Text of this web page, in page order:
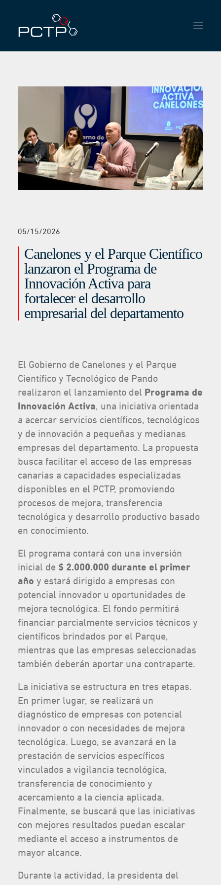
INSTITUTIONAL
SERVICES
NEWS
CONTACT
05/15/2026
Canelones y el Parque Científico
lanzaron el Programa de
Innovación Activa para
fortalecer el desarrollo
empresarial del departamento
El Gobierno de Canelones y el Parque
Científico y Tecnológico de Pando
realizaron el lanzamiento del Programa de
Innovación Activa, una iniciativa orientada
a acercar servicios científicos, tecnológicos
y de innovación a pequeñas y medianas
empresas del departamento. La propuesta
busca facilitar el acceso de las empresas
canarias a capacidades especializadas
disponibles en el PCTP, promoviendo
procesos de mejora, transferencia
tecnológica y desarrollo productivo basado
en conocimiento.
El programa contará con una inversión
inicial de $ 2.000.000 durante el primer
año y estará dirigido a empresas con
potencial innovador u oportunidades de
mejora tecnológica. El fondo permitirá
financiar parcialmente servicios técnicos y
científicos brindados por el Parque,
mientras que las empresas seleccionadas
también deberán aportar una contraparte.
La iniciativa se estructura en tres etapas.
En primer lugar, se realizará un
diagnóstico de empresas con potencial
innovador o con necesidades de mejora
tecnológica. Luego, se avanzará en la
prestación de servicios específicos
vinculados a vigilancia tecnológica,
transferencia de conocimiento y
acercamiento a la ciencia aplicada.
Finalmente, se buscará que las iniciativas
con mejores resultados puedan escalar
mediante el acceso a instrumentos de
mayor alcance.
Durante la actividad, la presidenta del